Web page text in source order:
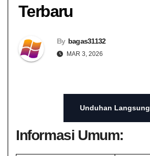
Terbaru
By bagas31132
MAR 3, 2026
Unduhan Langsung
Informasi Umum: